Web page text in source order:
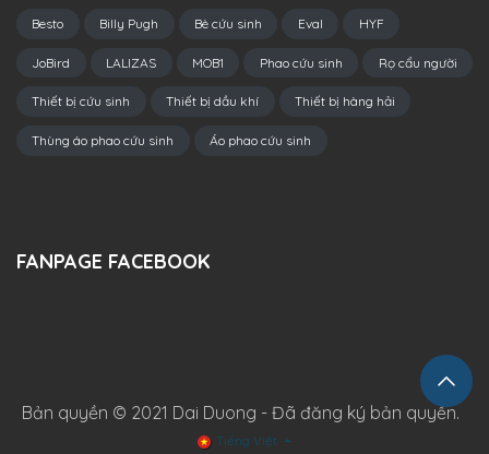
Besto Billy Pugh Bè cứu sinh Eval HYF
JoBird LALIZAS MOB1 Phao cứu sinh Rọ cẩu người
Thiết bị cứu sinh Thiết bị dầu khí Thiết bị hàng hải
Thùng áo phao cứu sinh Áo phao cứu sinh
FANPAGE FACEBOOK
Bản quyền © 2021 Dai Duong - Đã đăng ký bản quyền.
Tiếng Việt